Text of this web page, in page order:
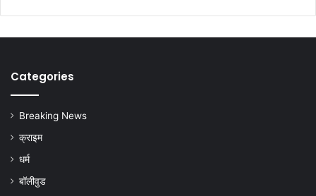
Categories
Breaking News
क्राइम
धर्म
बॉलीवुड